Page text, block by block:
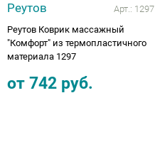
Реутов Арт.: 1297
Реутов Коврик массажный
"Комфорт" из термопластичного
материала 1297
от 742 руб.